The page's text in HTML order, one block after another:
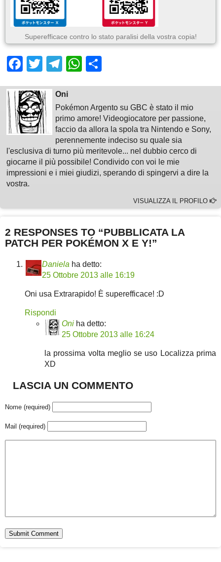
Superefficace contro lo stato paralisi della vostra copia!
Facebook
TwitterTelegram
WhatsApp
Oni
Pokémon Argento su GBC è stato il mio
primo amore! Videogiocatore per passione,
faccio da allora la spola tra Nintendo e Sony,
perennemente indeciso su quale sia
l'esclusiva di turno più meritevole... nel dubbio cerco di
giocarne il più possibile! Condivido con voi le mie
impressioni e i miei giudizi, sperando di spingervi a dire la
vostra.
VISUALIZZA IL PROFILO
2 RESPONSES TO “PUBBLICATA LA
PATCH PER POKÉMON X E Y!”
Daniela ha detto:
25 Ottobre 2013 alle 16:19
Oni usa Extrarapido! È superefficace! :D
Rispondi
Oni ha detto:
25 Ottobre 2013 alle 16:24
la prossima volta meglio se uso Localizza prima
XD
LASCIA UN COMMENTO
Nome (required)
Mail (required)